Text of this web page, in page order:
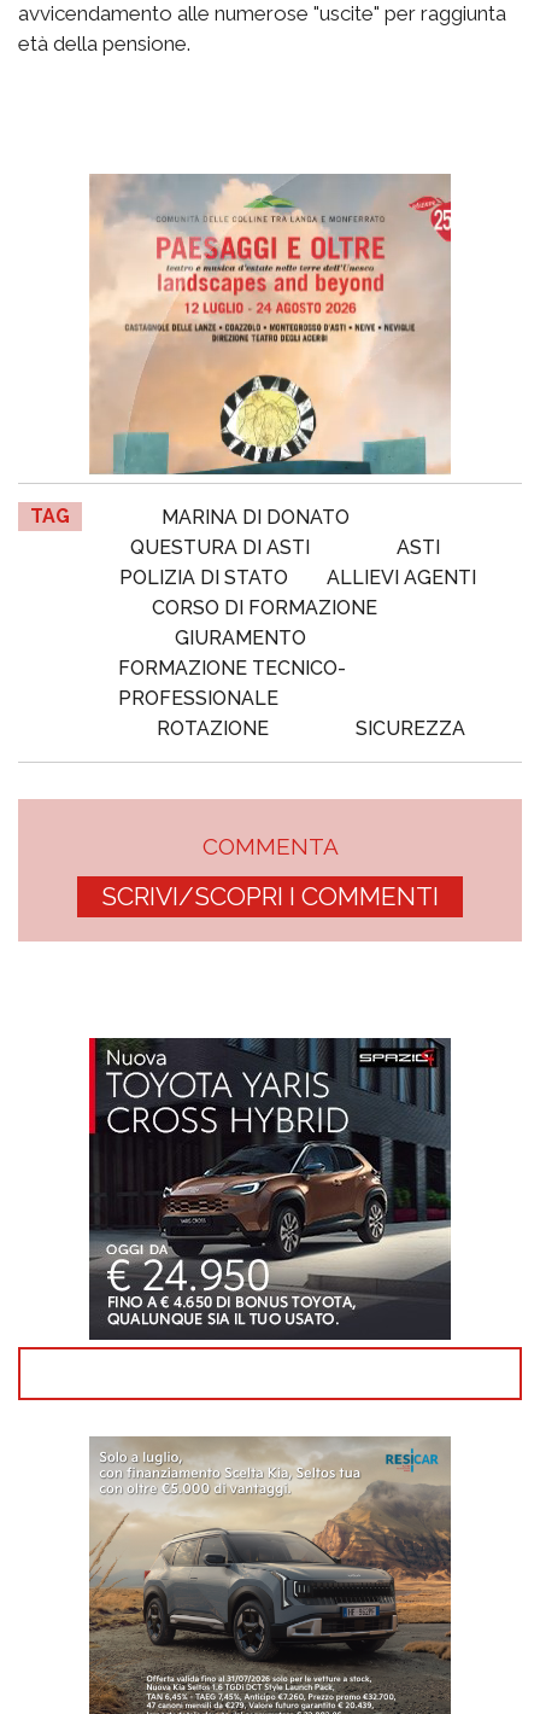
avvicendamento alle numerose "uscite" per raggiunta
età della pensione.
TAG
MARINA DI DONATO
QUESTURA DI ASTI
ASTI
POLIZIA DI STATO
ALLIEVI AGENTI
CORSO DI FORMAZIONE
GIURAMENTO
FORMAZIONE TECNICO-
PROFESSIONALE
ROTAZIONE
SICUREZZA
COMMENTA
SCRIVI/SCOPRI I COMMENTI